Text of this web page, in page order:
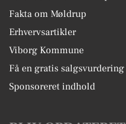
Fakta om Møldrup
Erhvervsartikler
Viborg Kommune
Få en gratis salgsvurdering
Sponsoreret indhold